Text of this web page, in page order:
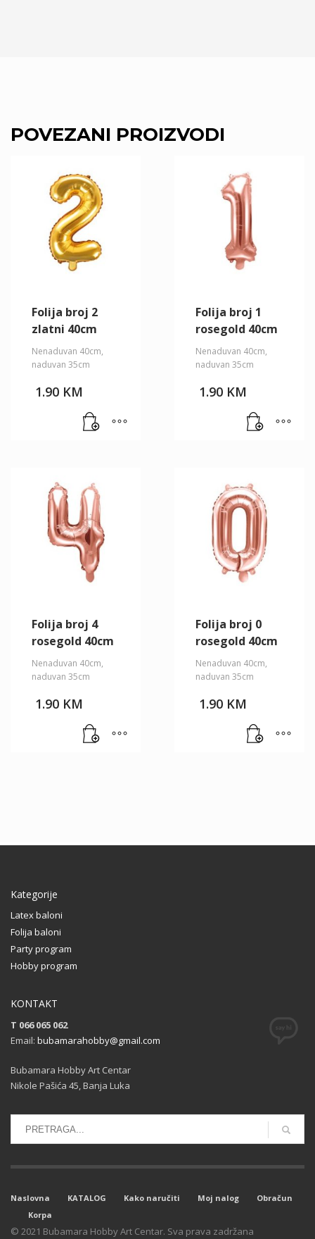
POVEZANI PROIZVODI
Folija broj 2
zlatni 40cm
Nenaduvan 40cm,
naduvan 35cm
1.90 KM
Folija broj 1
rosegold 40cm
Nenaduvan 40cm,
naduvan 35cm
1.90 KM
Folija broj 4
rosegold 40cm
Nenaduvan 40cm,
naduvan 35cm
1.90 KM
Folija broj 0
rosegold 40cm
Nenaduvan 40cm,
naduvan 35cm
1.90 KM
Kategorije
Latex baloni
Folija baloni
Party program
Hobby program
KONTAKT
T 066 065 062
Email: bubamarahobby@gmail.com
Bubamara Hobby Art Centar
Nikole Pašića 45, Banja Luka
Naslovna KATALOG Kako naručiti Moj nalog
Obračun
Korpa
© 2021 Bubamara Hobby Art Centar. Sva prava zadržana